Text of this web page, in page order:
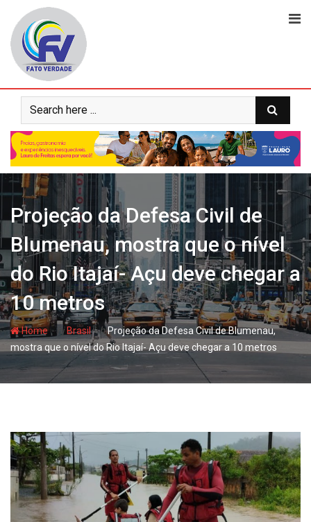
content
Projeção da Defesa Civil de
Blumenau, mostra que o nível
do Rio Itajaí- Açu deve chegar a
10 metros
Home- hjBrasil- hjProjeção da Defesa Civil de Blumenau,
mostra que o nível do Rio Itajaí- Açu deve chegar a 10 metros